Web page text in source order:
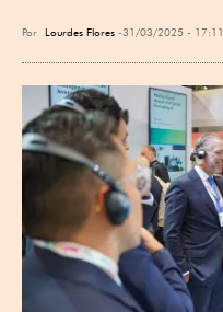
Por Lourdes Flores 31/03/2025 - 17:11